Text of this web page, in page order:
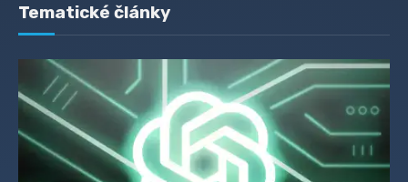
Tematické články